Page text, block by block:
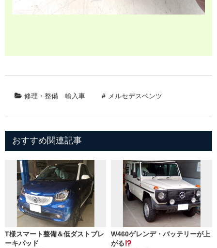
修理・整備 輸入車 メルセデスベンツ
おすすめ関連記事
T様スマート整備＆低ダストブレ
ーキパッド
W460ゲレンデ・バッテリーが上
がる